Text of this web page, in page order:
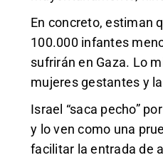
En concreto, estiman
100.000 infantes
sufrirán en Gaza. Lo
mujeres gestantes y
Israel “saca pecho”
y lo ven como una
facilitar la entrada de